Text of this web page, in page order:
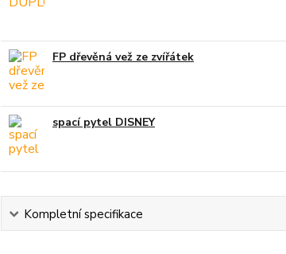
FP dřevěná vež ze zvířátek
spací pytel DISNEY
Kompletní specifikace